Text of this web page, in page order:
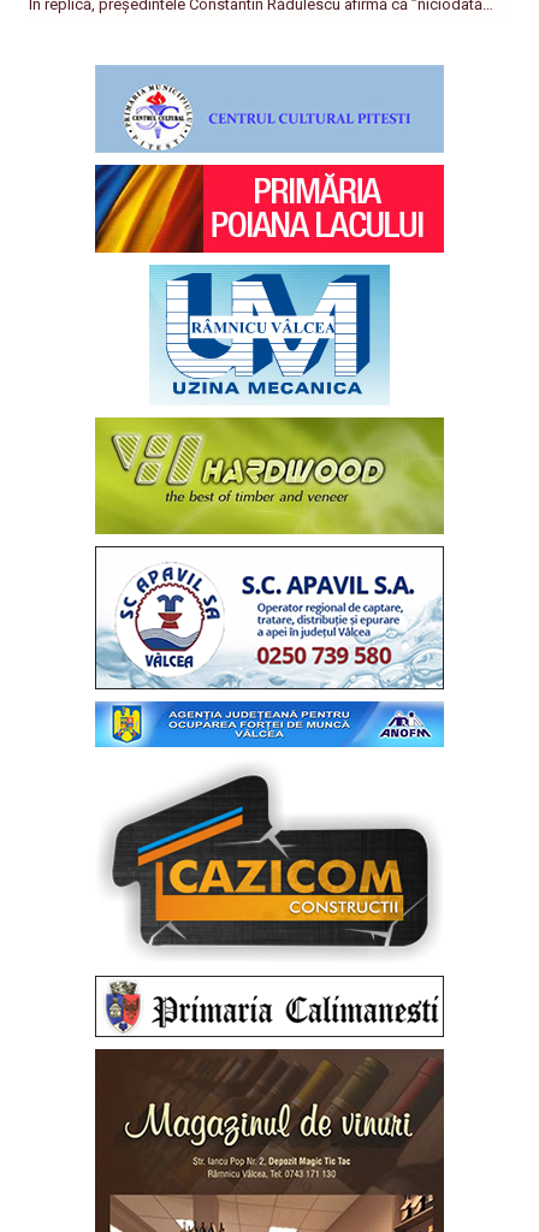
În replică, președintele Constantin Rădulescu afirmă că ”niciodată…